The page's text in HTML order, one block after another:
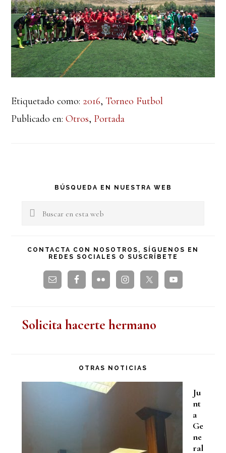
Etiquetado como: 2016, Torneo Futbol
Publicado en:Otros, Portada
Barra
lateral
BÚSQUEDA EN NUESTRA WEB
Buscar
esta
CONTACTA CON NOSOTROS, SÍGUENOS EN
REDES SOCIALES O SUSCRÍBETE
Solicita hacerte hermano
OTRAS NOTICIAS
Ju
nt
a
Ge
ne
ral